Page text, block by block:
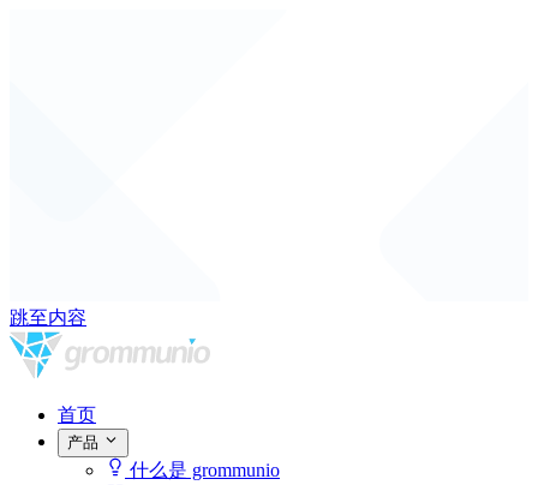
跳至内容
首页
产品
什么是 grommunio